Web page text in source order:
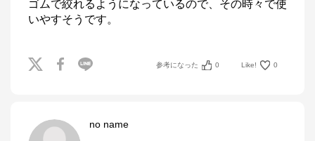
ゴムで絞れるようになっているので、その時々で使
いやすそうです。
参考になった 0 Like! 0
no name